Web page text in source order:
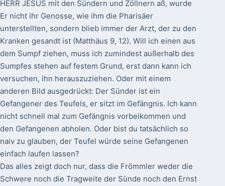
HERR JESUS mit den Sündern und Zöllnern aß, wurde
Er nicht ihr Genosse, wie ihm die Pharisäer
unterstellten, sondern blieb immer der Arzt, der zu den
Kranken gesandt ist (Matthäus 9, 12). Will ich einen aus
dem Sumpf ziehen, muss ich zumindest außerhalb des
Sumpfes stehen auf festem Grund, erst dann kann ich
versuchen, ihn herauszuziehen. Oder mit einem
anderen Bild ausgedrückt: Der Sünder ist ein
Gefangener des Teufels, er sitzt im Gefängnis. Ich kann
nicht schnell mal zum Gefängnis vorbeikommen und
den Gefangenen abholen. Oder bist du tatsächlich so
naiv zu glauben, der Teufel würde seine Gefangenen
einfach laufen lassen?
Das alles zeigt doch nur, dass die Frömmler weder die
Schwere noch die Tragweite der Sünde noch den Ernst